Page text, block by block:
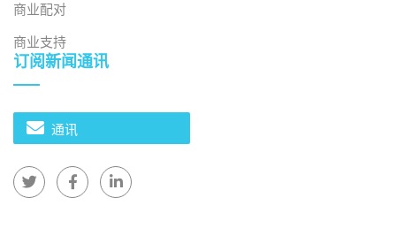
[5] Vietnam.vn，《越南摩托车市场——电动汽车增长迅
猛》使用权
[6] GIZ，《越南的电动两轮车》
[7] 财经新闻，越南电动汽车充电基础设施是绿色转型的
[8] Vietdata Research，《电动汽车的爆发式增长：越南
商业配对
商业支持
订阅新闻通讯
通讯